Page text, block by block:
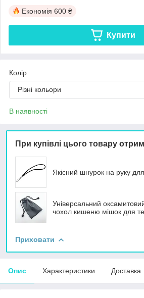
Економія 600 ₴
Купити
Колір
Різні кольори
В наявності
При купівлі цього товару
Якісний шнурок на руку
Універсальний
чохол кишеню мішок для
Приховати
Опис Характеристики Доставка